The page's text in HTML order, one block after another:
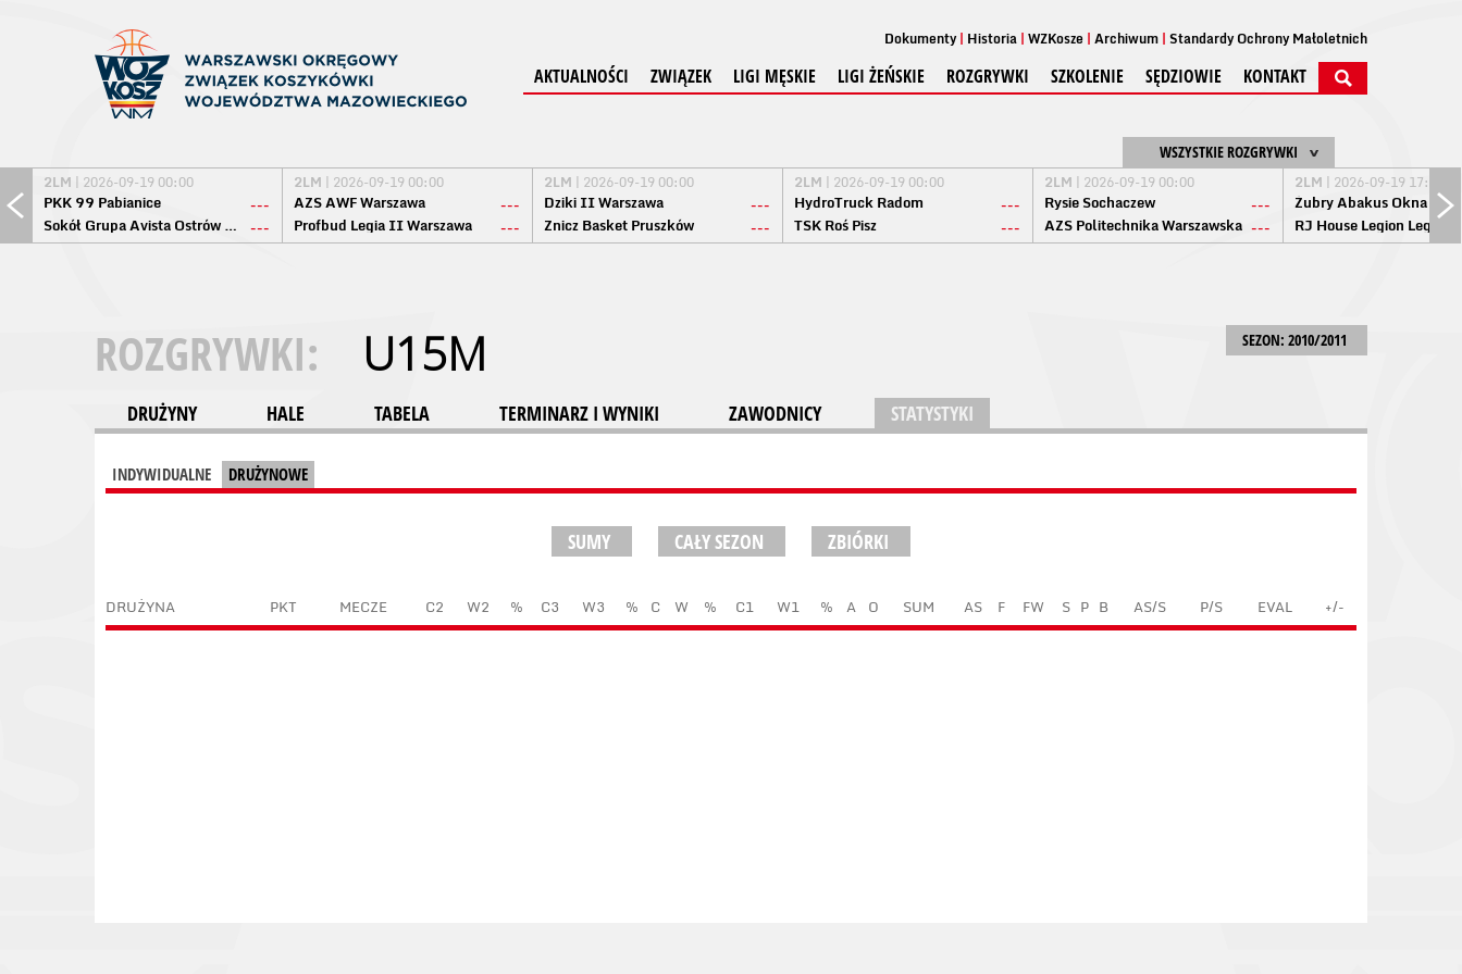
Dokumenty Historia WZKosze Archiwum Standardy Ochrony Małoletnich
AKTUALNOŚCI ZWIĄZEK LIGI MĘSKIE LIGI ŻEŃSKIE ROZGRYWKI SZKOLENIE SĘDZIOWIE KONTAKT
WSZYSTKIE ROZGRYWKI
2LM | 2026-09-19 00:00
PKK 99 Pabianice
---
Sokół Grupa Avista Ostrów Maz. ---
2LM | 2026-09-19 00:00
AZS AWF Warszawa
---
Profbud Legia II Warszawa
---
2LM | 2026-09-19 00:00
Dziki II Warszawa
---
Znicz Basket Pruszków
---
2LM | 2026-09-19 00:00
HydroTruck Radom
---
TSK Roś Pisz
---
2LM | 2026-09-19 00:00
Rysie Sochaczew
---
AZS Politechnika Warszawska ---
2LM | 2026-09-19 17:00
Żubry Abakus Okna
RJ House Legion
SEZON: 2010/2011
ROZGRYWKI: U15M
DRUŻYNY HALE TABELA TERMINARZ I WYNIKI ZAWODNICY STATYSTYKI
INDYWIDUALNE DRUŻYNOWE
SUMY CAŁY SEZON ZBIÓRKI
DRUŻYNA PKT MECZE C2 W2 % C3 W3 % C W % C1 W1 % A O SUM AS F FW S P B AS/S P/S EVAL +/-